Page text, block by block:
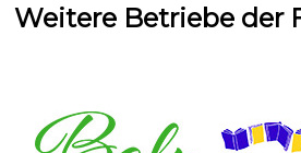
Weitere Betriebe der